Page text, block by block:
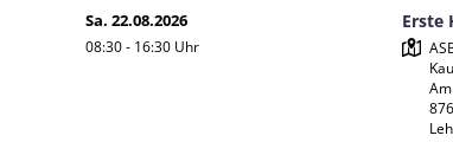
Sa. 22.08.2026
08:30 - 16:30 Uhr
Erste